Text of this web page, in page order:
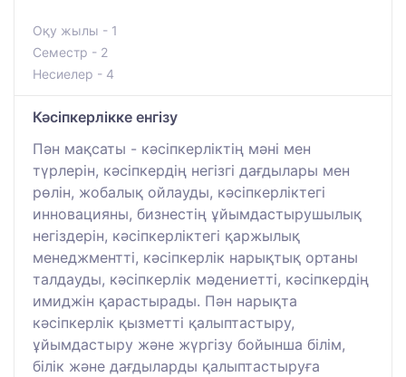
Оқу жылы - 1
Семестр - 2
Несиелер - 4
Кәсіпкерлікке енгізу
Пән мақсаты - кәсіпкерліктің мәні мен
түрлерін, кәсіпкердің негізгі дағдылары мен
рөлін, жобалық ойлауды, кәсіпкерліктегі
инновацияны, бизнестің ұйымдастырушылық
негіздерін, кәсіпкерліктегі қаржылық
менеджментті, кәсіпкерлік нарықтық ортаны
талдауды, кәсіпкерлік мәдениетті, кәсіпкердің
имиджін қарастырады. Пән нарықта
кәсіпкерлік қызметті қалыптастыру,
ұйымдастыру және жүргізу бойынша білім,
білік және дағдыларды қалыптастыруға